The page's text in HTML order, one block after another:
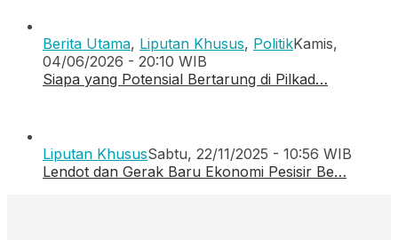
Berita Utama, Liputan Khusus, PolitikKamis,
04/06/2026 - 20:10 WIB
Siapa yang Potensial Bertarung di Pilkad…
Liputan KhususSabtu, 22/11/2025 - 10:56 WIB
Lendot dan Gerak Baru Ekonomi Pesisir Be…